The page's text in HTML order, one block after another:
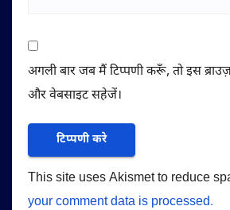
अगली बार जब मैं टिप्पणी करूँ, तो इस
और वेबसाइट सहेजें।
This site uses Akismet to reduce
your comment data is processed.